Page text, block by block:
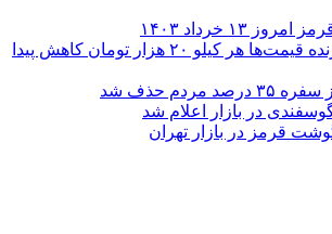
۱۳ خرداد ۱۴۰۳
با واردات دام زنده قیمت‌ها هر کیلو ۲۰ هزار تومان کاهش پیدا
مردم حذف شد
در بازار اعلام شد
قرمز در بازار تهران